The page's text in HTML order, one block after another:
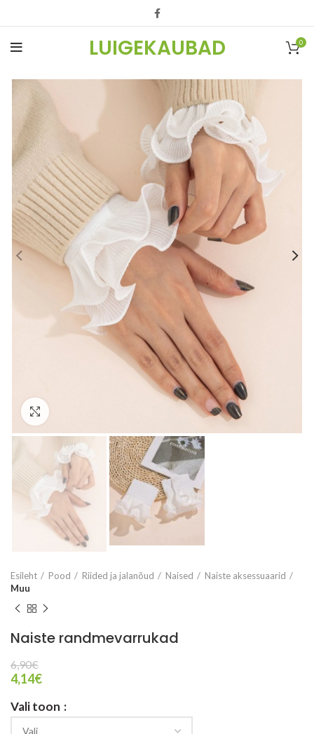
LUIGEKAUBAD 0
Esileht Pood Riided ja jalanõud Naised
Naiste aksessuaarid
Muu
Naiste randmevarrukad
6,90€
4,14€
Vali toon